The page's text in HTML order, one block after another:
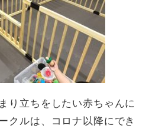
り立ちをしたい赤ちゃんに
クルは、コロナ以降にでき